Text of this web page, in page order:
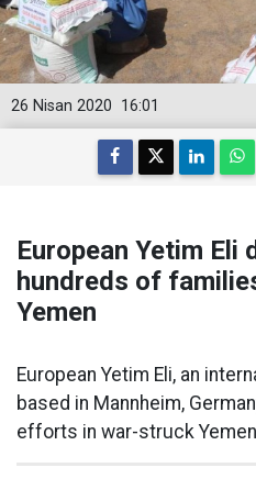
16:01
26 Nisan 2020
European Yetim Eli
hundreds of
Yemen
European Yetim Eli, an
based in Mannheim,
efforts in war-struck